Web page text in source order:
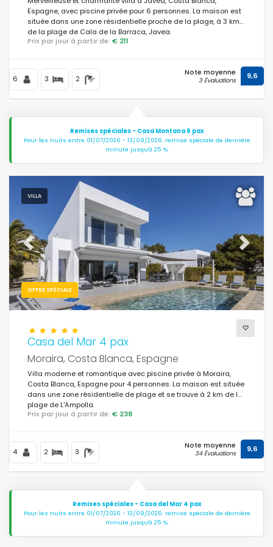
Espagne, avec piscine privée pour 6 personnes. La maison est
située dans une zone résidentielle proche de la plage, à 3 km
de la plage de Cala de la Barraca, Javea.
Prix par jour à partir de: € 211
6 3 2
Note moyenne
3 Évaluations 9,6
Remises spéciales - Casa Montana 6 pax
Pour les nuits entre 01/07/2026 - 13/09/2026: remise spéciale de dernière
minute jusqu'à 25 %.
VILLA
OFFRE SPÉCIALE
Previous Next
Casa del Mar 4 pax
Moraira, Costa Blanca, Espagne
Villa moderne et romantique avec piscine privée à Moraira,
Costa Blanca, Espagne pour 4 personnes. La maison est située
dans une zone résidentielle de plage et se trouve à 2 km de la
plage de L'Ampolla.
Prix par jour à partir de: € 238
4 2 3
Note moyenne
34 Évaluations 9,6
Remises spéciales - Casa del Mar 4 pax
Pour les nuits entre 01/07/2026 - 13/09/2026: remise spéciale de dernière
minute jusqu'à 25 %.